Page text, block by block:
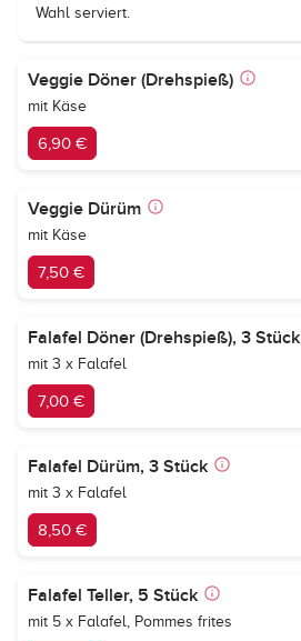
Wahl serviert.
Veggie Döner (Drehspieß)
mit Käse
6,90 €
Veggie Dürüm
mit Käse
7,50 €
Falafel Döner (Drehspieß), 3 Stück
mit 3 x Falafel
7,00 €
Falafel Dürüm, 3 Stück
mit 3 x Falafel
8,50 €
Falafel Teller, 5 Stück
mit 5 x Falafel, Pommes frites